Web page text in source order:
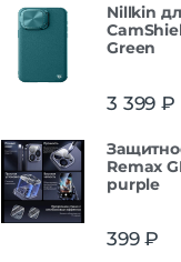
Nillkin
Green
3 399 ₽
Remax
purple
399₽